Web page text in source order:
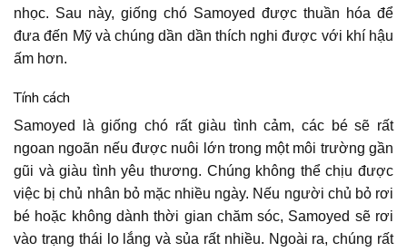
nhọc. Sau này, giống chó Samoyed được thuần hóa để
đưa đến Mỹ và chúng dần dần thích nghi được với khí hậu
ấm hơn.
Tính cách
Samoyed là giống chó rất giàu tình cảm, các bé sẽ rất
ngoan ngoãn nếu được nuôi lớn trong một môi trường gần
gũi và giàu tình yêu thương. Chúng không thể chịu được
việc bị chủ nhân bỏ mặc nhiều ngày. Nếu người chủ bỏ rơi
bé hoặc không dành thời gian chăm sóc, Samoyed sẽ rơi
vào trạng thái lo lắng và sủa rất nhiều. Ngoài ra, chúng rất